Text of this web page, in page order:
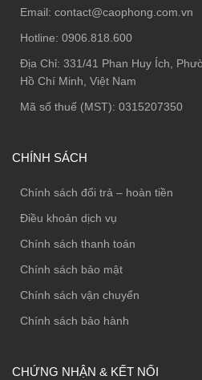
Email: contact@caophong.com.vn
Hotline: 0906.818.600
Địa Chỉ: 331/41 Phan Huy Ích,
Hồ Chí Minh, Việt Nam
Mã số thuế (MST): 0315207350
CHÍNH SÁCH
Chính sách đổi trả – hoàn tiền
Điều khoản dịch vụ
Chính sách thanh toán
Chính sách bảo mật
Chính sách vận chuyển
Chính sách bảo hành
CHỨNG NHẬN & KẾT NỐI